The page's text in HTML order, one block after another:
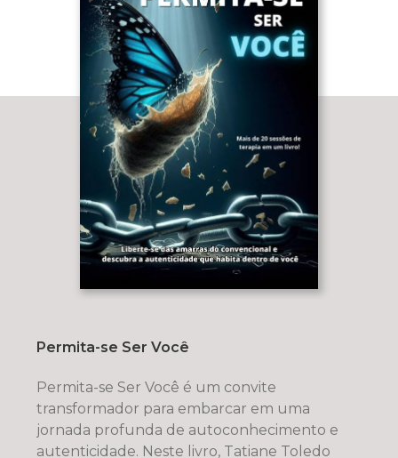
Permita-se Ser Você
Permita-se Ser Você é um convite
transformador para embarcar em uma
jornada profunda de autoconhecimento e
autenticidade. Neste livro, Tatiane Toledo